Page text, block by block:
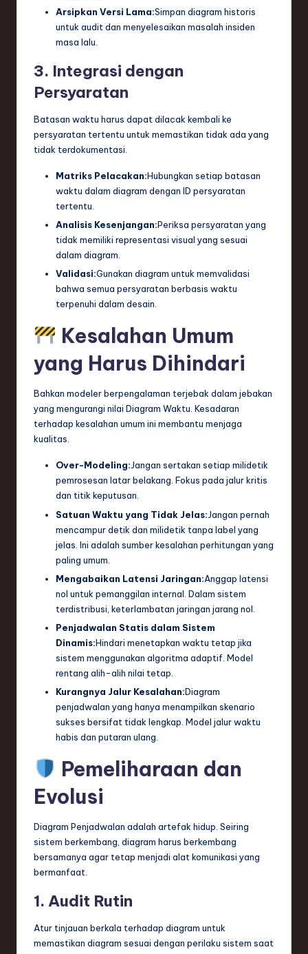
Arsipkan Versi Lama:Simpan diagram historis
untuk audit dan menyelesaikan masalah insiden
masa lalu.
3. Integrasi dengan
Persyaratan
Batasan waktu harus dapat dilacak kembali ke
persyaratan tertentu untuk memastikan tidak ada yang
tidak terdokumentasi.
Matriks Pelacakan:Hubungkan setiap batasan
waktu dalam diagram dengan ID persyaratan
tertentu.
Analisis Kesenjangan:Periksa persyaratan yang
tidak memiliki representasi visual yang sesuai
dalam diagram.
Validasi:Gunakan diagram untuk memvalidasi
bahwa semua persyaratan berbasis waktu
terpenuhi dalam desain.
Kesalahan Umum
yang Harus Dihindari
Bahkan modeler berpengalaman terjebak dalam jebakan
yang mengurangi nilai Diagram Waktu. Kesadaran
terhadap kesalahan umum ini membantu menjaga
kualitas.
Over-Modeling:Jangan sertakan setiap milidetik
pemrosesan latar belakang. Fokus pada jalur kritis
dan titik keputusan.
Satuan Waktu yang Tidak Jelas:Jangan pernah
mencampur detik dan milidetik tanpa label yang
jelas. Ini adalah sumber kesalahan perhitungan yang
paling umum.
Mengabaikan Latensi Jaringan:Anggap latensi
nol untuk pemanggilan internal. Dalam sistem
terdistribusi, keterlambatan jaringan jarang nol.
Penjadwalan Statis dalam Sistem
Dinamis:Hindari menetapkan waktu tetap jika
sistem menggunakan algoritma adaptif. Model
rentang alih-alih nilai tetap.
Kurangnya Jalur Kesalahan:Diagram
penjadwalan yang hanya menampilkan skenario
sukses bersifat tidak lengkap. Model jalur waktu
habis dan putaran ulang.
Pemeliharaan dan
Evolusi
Diagram Penjadwalan adalah artefak hidup. Seiring
sistem berkembang, diagram harus berkembang
bersamanya agar tetap menjadi alat komunikasi yang
bermanfaat.
1. Audit Rutin
Atur tinjauan berkala terhadap diagram untuk
memastikan diagram sesuai dengan perilaku sistem saat